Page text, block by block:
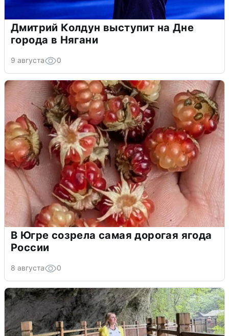
Дмитрий Колдун выступит на Дне
города в Нягани
9 августа 0
В Югре созрела самая дорогая ягода
России
8 августа 0